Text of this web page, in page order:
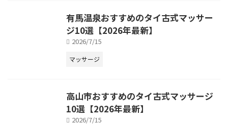
有馬温泉おすすめのタイ古式マッサー
ジ10選【2026年最新】
2026/7/15
マッサージ
高山市おすすめのタイ古式マッサージ
10選【2026年最新】
2026/7/15